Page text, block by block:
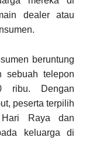
dealer atau
beruntung
sebuah telepon
ribu. Dengan
peserta terpilih
Raya dan
keluarga di